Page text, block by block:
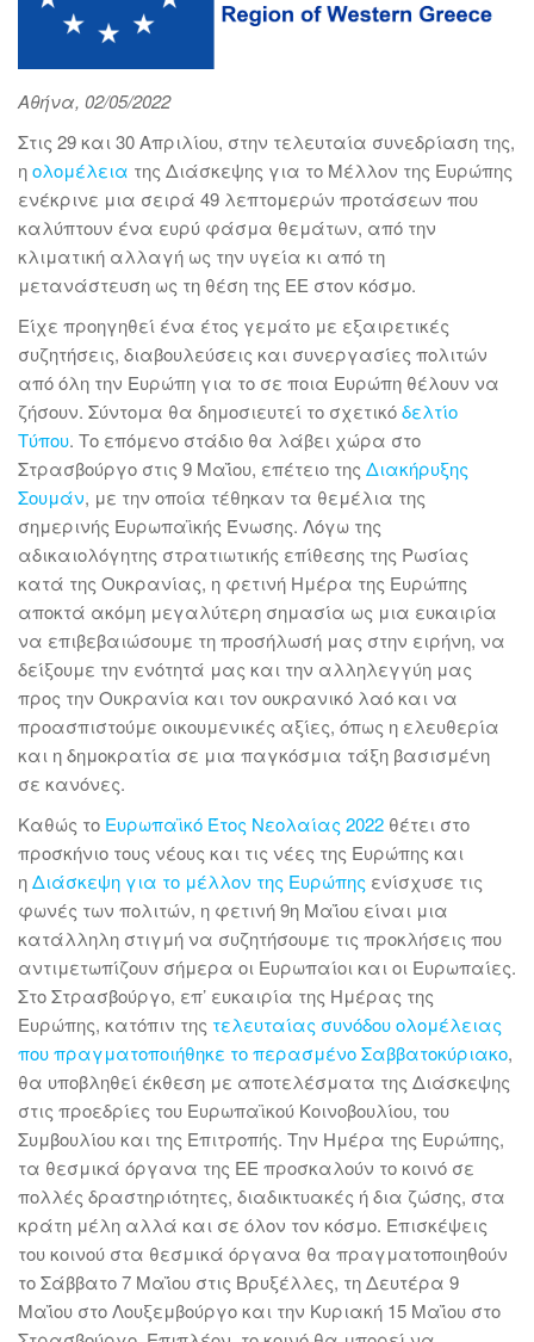
Αθήνα, 02/05/2022
Στις 29 και 30 Απριλίου, στην τελευταία συνεδρίαση της,
ηολομέλεια της Διάσκεψης για το Μέλλον της Ευρώπης
ενέκρινε μια σειρά 49 λεπτομερών προτάσεων που
καλύπτουν ένα ευρύ φάσμα θεμάτων, από την
κλιματική αλλαγή ως την υγεία κι από τη
μετανάστευση ως τη θέση της ΕΕ στον κόσμο.
Είχε προηγηθεί ένα έτος γεμάτο με εξαιρετικές
συζητήσεις, διαβουλεύσεις και συνεργασίες πολιτών
από όλη την Ευρώπη για το σε ποια Ευρώπη θέλουν να
ζήσουν. Σύντομα θα δημοσιευτεί το σχετικόδελτίο
Τύπου. Το επόμενο στάδιο θα λάβει χώρα στο
Στρασβούργο στις 9 Μαΐου, επέτειο της Διακήρυξης
Σουμάν, με την οποία τέθηκαν τα θεμέλια της
σημερινής Ευρωπαϊκής Ένωσης. Λόγω της
αδικαιολόγητης στρατιωτικής επίθεσης της Ρωσίας
κατά της Ουκρανίας, η φετινή Ημέρα της Ευρώπης
αποκτά ακόμη μεγαλύτερη σημασία ως μια ευκαιρία
να επιβεβαιώσουμε τη προσήλωσή μας στην ειρήνη, να
δείξουμε την ενότητά μας και την αλληλεγγύη μας
προς την Ουκρανία και τον ουκρανικό λαό και να
προασπιστούμε οικουμενικές αξίες, όπως η ελευθερία
και η δημοκρατία σε μια παγκόσμια τάξη βασισμένη
σε κανόνες.
Καθώς το Ευρωπαϊκό Έτος Νεολαίας 2022 θέτει στο
προσκήνιο τους νέους και τις νέες της Ευρώπης και
ηΔιάσκεψη για το μέλλον της Ευρώπης ενίσχυσε τις
φωνές των πολιτών, η φετινή 9η Μαΐου είναι μια
κατάλληλη στιγμή να συζητήσουμε τις προκλήσεις που
αντιμετωπίζουν σήμερα οι Ευρωπαίοι και οι Ευρωπαίες.
Στο Στρασβούργο, επ’ ευκαιρία της Ημέρας της
Ευρώπης, κατόπιν της τελευταίας συνόδου ολομέλειας
που πραγματοποιήθηκε το περασμένο Σαββατοκύριακο,
θα υποβληθεί έκθεση με αποτελέσματα της Διάσκεψης
στις προεδρίες του Ευρωπαϊκού Κοινοβουλίου, του
Συμβουλίου και της Επιτροπής. Την Ημέρα της Ευρώπης,
τα θεσμικά όργανα της ΕΕ προσκαλούν το κοινό σε
πολλές δραστηριότητες, διαδικτυακές ή δια ζώσης, στα
κράτη μέλη αλλά και σε όλον τον κόσμο. Επισκέψεις
του κοινού στα θεσμικά όργανα θα πραγματοποιηθούν
το Σάββατο 7 Μαΐου στις Βρυξέλλες, τη Δευτέρα 9
Μαΐου στο Λουξεμβούργο και την Κυριακή 15 Μαΐου στο